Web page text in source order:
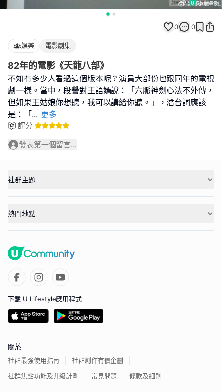
0 0
娛樂 電影劇集
82年的電影《天龍八部》
不知有多少人看過這個版本呢？演員大部份也跟同年的電視
劇一樣。當中，段譽對王語嫣說：「六脈神劍心法不外傳，
但如果王姑娘你想聽，我可以講給你聽。」，潛台詞應該
是：「... 更多
評分
發表第一個留言...
社群主題
熱門地點
下載 U Lifestyle應用程式
關於
社群最強使用指南
社群創作有價企劃
社群焦點功能及升級計劃
常見問題 條款及細則